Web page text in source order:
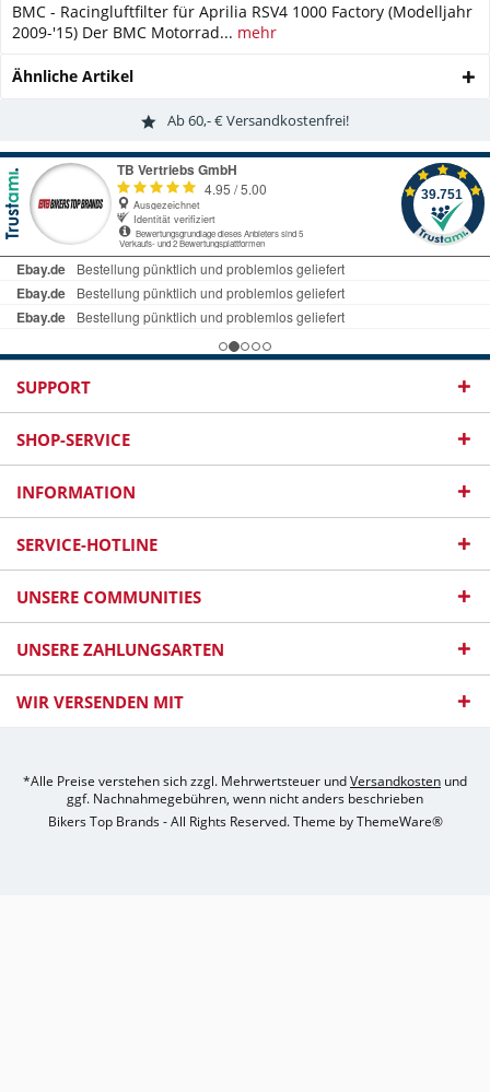
BMC - Racingluftfilter für Aprilia RSV4 1000 Factory (Modelljahr
2009-'15) Der BMC Motorrad... mehr
Ähnliche Artikel
Ab 60,- € Versandkostenfrei!
SUPPORT
SHOP-SERVICE
INFORMATION
SERVICE-HOTLINE
UNSERE COMMUNITIES
UNSERE ZAHLUNGSARTEN
WIR VERSENDEN MIT
*Alle Preise verstehen sich zzgl. Mehrwertsteuer undVersandkosten und
ggf. Nachnahmegebühren, wenn nicht anders beschrieben
Bikers Top Brands - All Rights Reserved. Theme byThemeWare®